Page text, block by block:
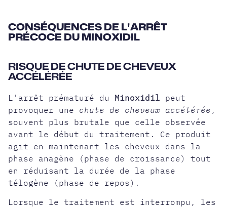
CONSÉQUENCES DE L'ARRÊT
PRÉCOCE DU MINOXIDIL
RISQUE DE CHUTE DE CHEVEUX
ACCÉLÉRÉE
L'arrêt prématuré du Minoxidil peut
provoquer une chute de cheveux accélérée ,
souvent plus brutale que celle observée
avant le début du traitement. Ce produit
agit en maintenant les cheveux dans la
phase anagène (phase de croissance) tout
en réduisant la durée de la phase
télogène (phase de repos).
Lorsque le traitement est interrompu, les